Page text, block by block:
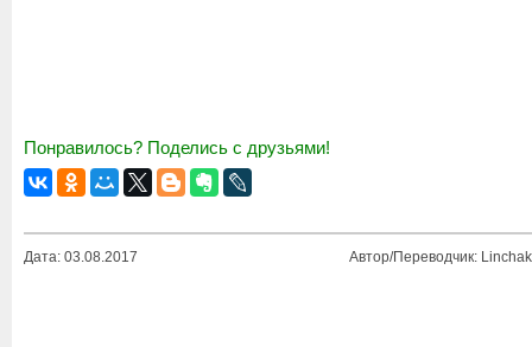
Понравилось? Поделись с друзьями!
Дата: 03.08.2017 Автор/Переводчик: Linchak